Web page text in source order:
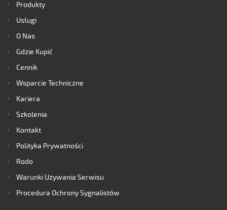
Produkty
Usługi
O Nas
Gdzie Kupić
Cennik
Wsparcie Techniczne
Kariera
Szkolenia
Kontakt
Polityka Prywatności
Rodo
Warunki Używania Serwisu
Procedura Ochrony Sygnalistów